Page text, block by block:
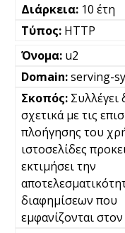
10 έτη
HTTP
u2
serving-
Συλλέγει
σχετικά με τις
πλοήγησης του
ιστοσελίδες
εκτιμήσει την
διαφημίσεων που
εμφανίζονται